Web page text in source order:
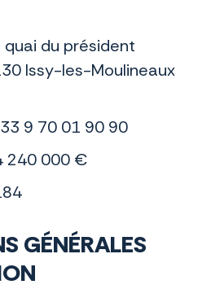
quai du président
Issy-les-Moulineaux
9 70 01 90 90
240 000 €
GÉNÉRALES